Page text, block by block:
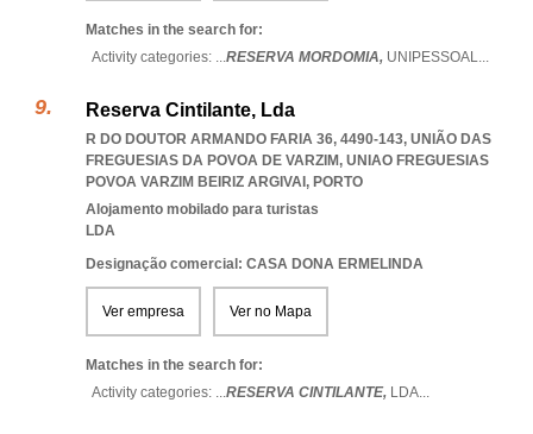
Matches in the search for:
Activity categories: ...RESERVA MORDOMIA, UNIPESSOAL...
Reserva Cintilante, Lda
R DO DOUTOR ARMANDO FARIA 36, 4490-143, UNIÃO DAS
FREGUESIAS DA POVOA DE VARZIM, UNIAO FREGUESIAS
POVOA VARZIM BEIRIZ ARGIVAI , PORTO
Alojamento mobilado para turistas
LDA
Designação comercial: CASA DONA ERMELINDA
Ver empresa Ver no Mapa
Matches in the search for:
Activity categories: ...RESERVA CINTILANTE, LDA...